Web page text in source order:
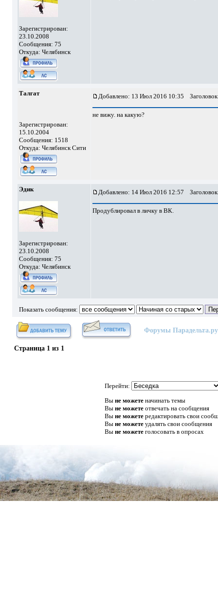
Зарегистрирован:
23.10.2008
Сообщения: 75
Откуда: Челябинск
Талгат
Зарегистрирован:
15.10.2004
Сообщения: 1518
Откуда: Челябинск Сити
Добавлено: 13 Июл 2016 10:35
не вижу. на какую?
Эдик
Зарегистрирован:
23.10.2008
Сообщения: 75
Откуда: Челябинск
Добавлено: 14 Июл 2016 12:57
Продублировал в личку в ВК.
Показать сообщения:
Форумы Парадельта.ру
Страница 1из 1
Перейти:
Вы не можетеначинать темы
Вы не можетеотвечать на сообщения
Вы не можетередактировать свои
Вы не можетеудалять свои сообщения
Вы не можетеголосовать в опросах